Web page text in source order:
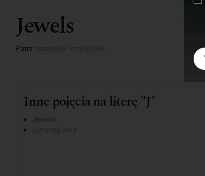
Jewels
Patrz: kamienie łożyskowe
Inne pojęcia na literę "J"
Jewels
Jumping hour